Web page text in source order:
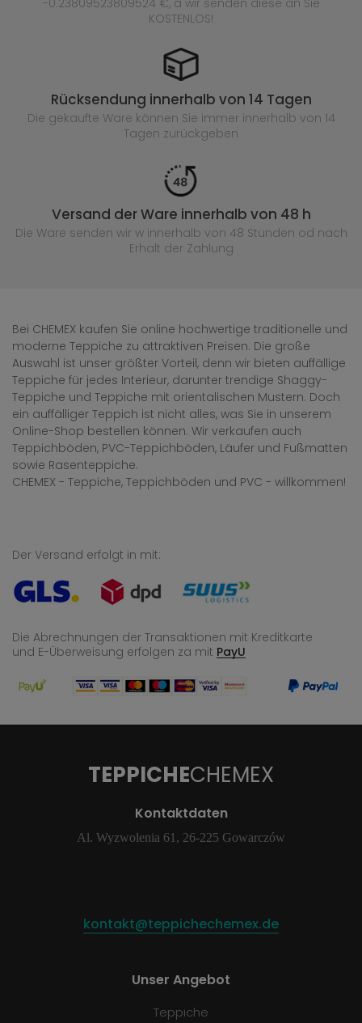
-0.23809523809524 €, a wir senden diese an Sie
KOSTENLOS!
Rücksendung innerhalb von 14 Tagen
Die gekaufte Ware können Sie immer innerhalb von 14
Tagen zurückgeben
Versand der Ware innerhalb von 48 h
Die Ware senden wir w innerhalb von 48 Stunden od nach
Erhalt der Zahlung
Bei CHEMEX kaufen Sie online hochwertige traditionelle und
moderne Teppiche zu attraktiven Preisen. Die große
Auswahl ist unser größter Vorteil, denn wir bieten auffällige
Teppiche für jedes Interieur, darunter trendige Shaggy-
Teppiche und Teppiche mit orientalischen Mustern. Doch
ein auffälliger Teppich ist nicht alles, was Sie in unserem
Online-Shop bestellen können. Wir verkaufen auch
Teppichböden, PVC-Teppichböden, Läufer und Fußmatten
sowie Rasenteppiche.
CHEMEX - Teppiche, Teppichböden und PVC - willkommen!
Der Versand erfolgt in mit:
Die Abrechnungen der Transaktionen mit Kreditkarte
und E-Überweisung erfolgen za mit PayU
TEPPICHECHEMEX
Kontaktdaten
Al. Wyzwolenia 61, 26-225 Gowarczów
kontakt@teppichechemex.de
Unser Angebot
Teppiche